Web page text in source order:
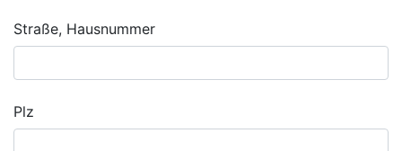
Straße, Hausnummer
Plz